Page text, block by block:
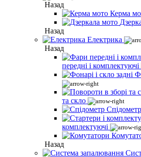
Назад
Керма
Назад
Електрика
Назад
передні і комплектуючі
та скло
Спідометр
комплектуючі
Назад